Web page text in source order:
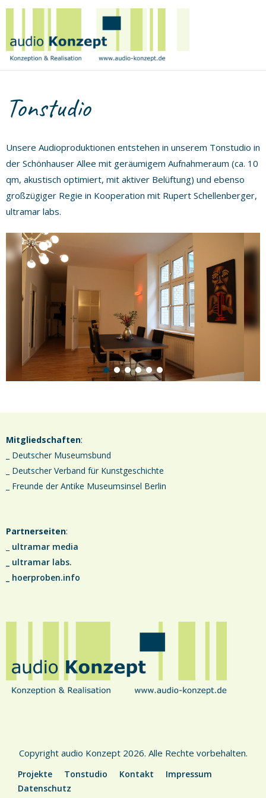
audio
Tonstudio
Unsere Audioproduktionen entstehen in unserem Tonstudio in
der Schönhauser Allee mit geräumigem Aufnahmeraum (ca. 10
qm, akustisch optimiert, mit aktiver Belüftung) und ebenso
großzügiger Regie in Kooperation mit Rupert Schellenberger,
ultramar labs.
Mitgliedschaften:
_ Deutscher Museumsbund
_ Deutscher Verband für Kunstgeschichte
_ Freunde der Antike Museumsinsel Berlin
Partnerseiten:
ultramar media
ultramar labs.
hoerproben.info
Copyright audio Konzept 2026. Alle Rechte vorbehalten.
Projekte Tonstudio Kontakt
Impressum
Datenschutz